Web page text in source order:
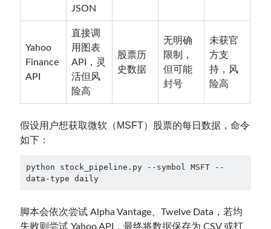
JSON
Yahoo
Finance
API
直接调
用图表
API，灵
活但风
险高
股票历
史数据
无明确
限制，
但可能
封号
未获官
方支
持，风
险高
假设用户想获取微软（MSFT）股票的每日数据，命令
如下：
python stock_pipeline.py --symbol MSFT --
data-type daily
脚本会依次尝试 Alpha Vantage、Twelve Data，若均
失败则尝试 Yahoo API，最终将数据保存为 CSV 或打